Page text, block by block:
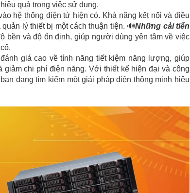
quả trong việc sử dụng.
hệ thống điện tử hiện có. Khả năng kết nối và điều
lý thiết bị một cách thuận tiện. 🔊Những cải tiến
bền và độ ổn định, giúp người dùng yên tâm về việc
giá cao về tính năng tiết kiệm năng lượng, giúp
chi phí điện năng. Với thiết kế hiện đại và công
đang tìm kiếm một giải pháp điện thông minh hiệu